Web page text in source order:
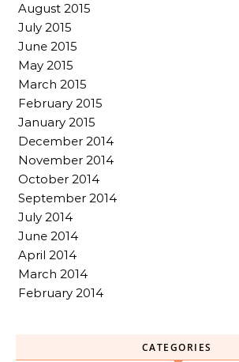
August 2015
July 2015
June 2015
May 2015
March 2015
February 2015
January 2015
December 2014
November 2014
October 2014
September 2014
July 2014
June 2014
April 2014
March 2014
February 2014
CATEGORIES